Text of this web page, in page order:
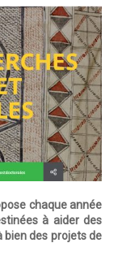
chaque année
à aider des
des projets de